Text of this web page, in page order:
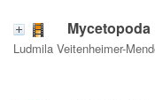
Ludmila Veitenheimer-